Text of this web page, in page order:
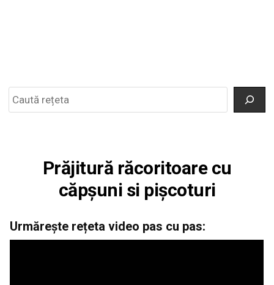
Prăjitură răcoritoare cu
căpșuni si pișcoturi
Urmărește rețeta video pas cu pas: